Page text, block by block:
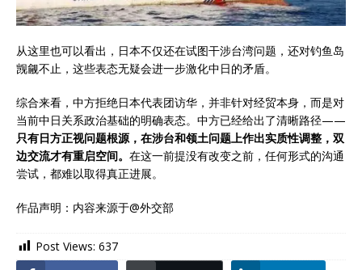
从这里也可以看出，日本不仅还在试图干涉台湾问题，还对钓鱼岛
觊觎不止，这些表态无疑会进一步激化中日的矛盾。
综合来看，中方拒绝日本代表团访华，并非针对经贸本身，而是对
当前中日关系政治基础的明确表态。中方已经给出了清晰路径——
只有日方正视问题根源，在涉台和领土问题上作出实质性调整，双
边交流才有重启空间。 在这一前提没有改变之前，任何形式的沟通
尝试，都难以取得真正进展。
作品声明：内容来源于@外交部
Post Views: 637